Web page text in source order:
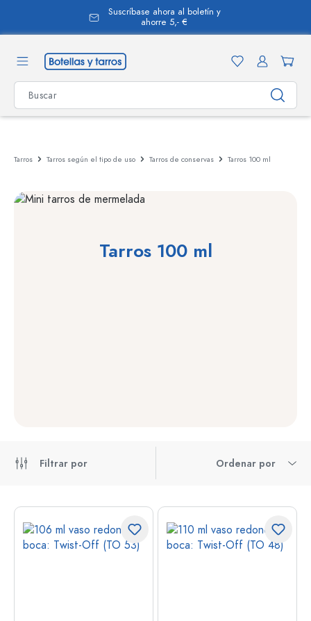
Suscríbase ahora al boletín y
ahorre 5,- €
Tarros Tarros según el tipo de uso Tarros de conservas Tarros 100 ml
Tarros 100 ml
Filtrar por Ordenar por